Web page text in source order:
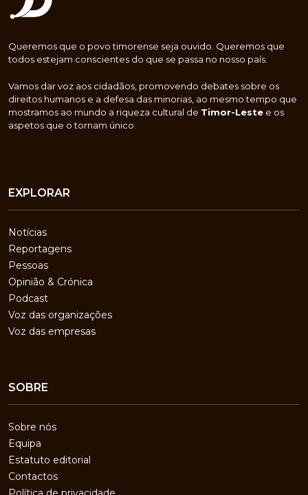
Queremos que o povo timorense seja ouvido. Queremos que
todos estejam conscientes do que se passa no nosso país.
Vamos dar voz aos cidadãos, promovendo debates sobre os
direitos humanos e a defesa das minorias, ao mesmo tempo que
mostramos ao mundo a riqueza cultural de Timor-Leste e os
aspetos que o tornam único.
EXPLORAR
Notícias
Reportagens
Pessoas
Opinião & Crónica
Podcast
Voz das organizações
Voz das empresas
SOBRE
Sobre nós
Equipa
Estatuto editorial
Contactos